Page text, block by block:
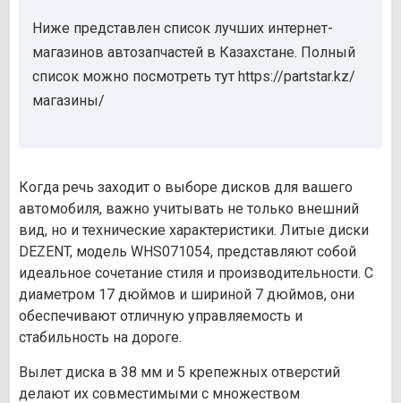
Ниже представлен список лучших интернет-
магазинов автозапчастей в Казахстане. Полный
список можно посмотреть тут https://partstar.kz/
магазины/
Когда речь заходит о выборе дисков для вашего
автомобиля, важно учитывать не только внешний
вид, но и технические характеристики. Литые диски
DEZENT, модель WHS071054, представляют собой
идеальное сочетание стиля и производительности. С
диаметром 17 дюймов и шириной 7 дюймов, они
обеспечивают отличную управляемость и
стабильность на дороге.
Вылет диска в 38 мм и 5 крепежных отверстий
делают их совместимыми с множеством